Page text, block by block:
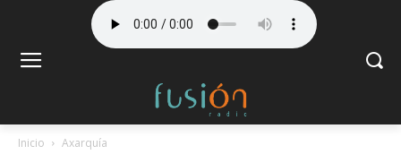
Inicio Axarquía